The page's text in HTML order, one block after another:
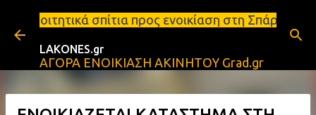
Μετάβαση στο κύριο περιεχόμενο
προς ενοικίαση στη Σπάρτη Ενοικιάσεις
LAKONES.gr
ΑΓΟΡΑ ΕΝΟΙΚΙΑΣΗ ΑΚΙΝΗΤΟΥ Grad.gr